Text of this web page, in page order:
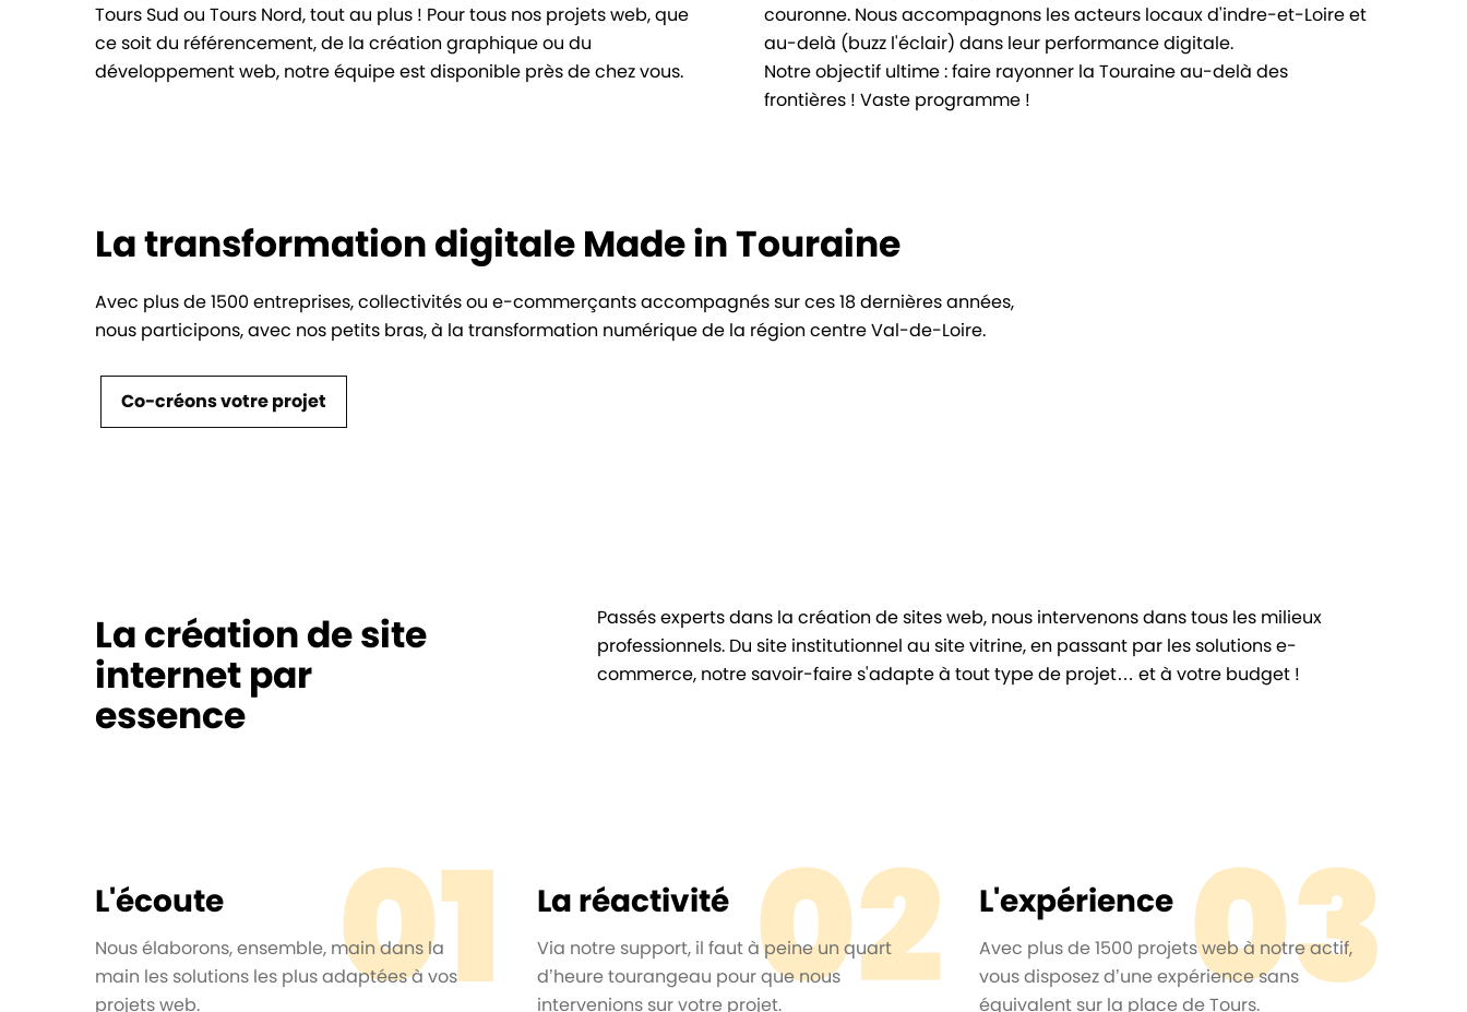
Tours Sud ou Tours Nord, tout au plus ! Pour tous nos projets web, que
ce soit du référencement, de la création graphique ou du
développement web, notre équipe est disponible près de chez vous.
couronne. Nous accompagnons les acteurs locaux d'indre-et-Loire et
au-delà (buzz l'éclair) dans leur performance digitale.
Notre objectif ultime : faire rayonner la Touraine au-delà des
frontières ! Vaste programme !
La transformation digitale Made in Touraine
Avec plus de 1500 entreprises, collectivités ou e-commerçants accompagnés sur ces 18 dernières années,
nous participons, avec nos petits bras, à la transformation numérique de la région centre Val-de-Loire.
Co-créons votre projet
La création de site
internet par
essence
Passés experts dans la création de sites web, nous intervenons dans tous les milieux
professionnels. Du site institutionnel au site vitrine, en passant par les solutions e-
commerce, notre savoir-faire s'adapte à tout type de projet… et à votre budget !
01
L'écoute
Nous élaborons, ensemble, main dans la
main les solutions les plus adaptées à vos
projets web.
02
La réactivité
Via notre support, il faut à peine un quart
d’heure tourangeau pour que nous
intervenions sur votre projet.
03
L'expérience
Avec plus de 1500 projets web à notre actif,
vous disposez d’une expérience sans
équivalent sur la place de Tours.